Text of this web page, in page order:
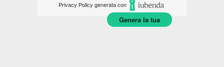
Privacy Policy generata con
Genera la tua